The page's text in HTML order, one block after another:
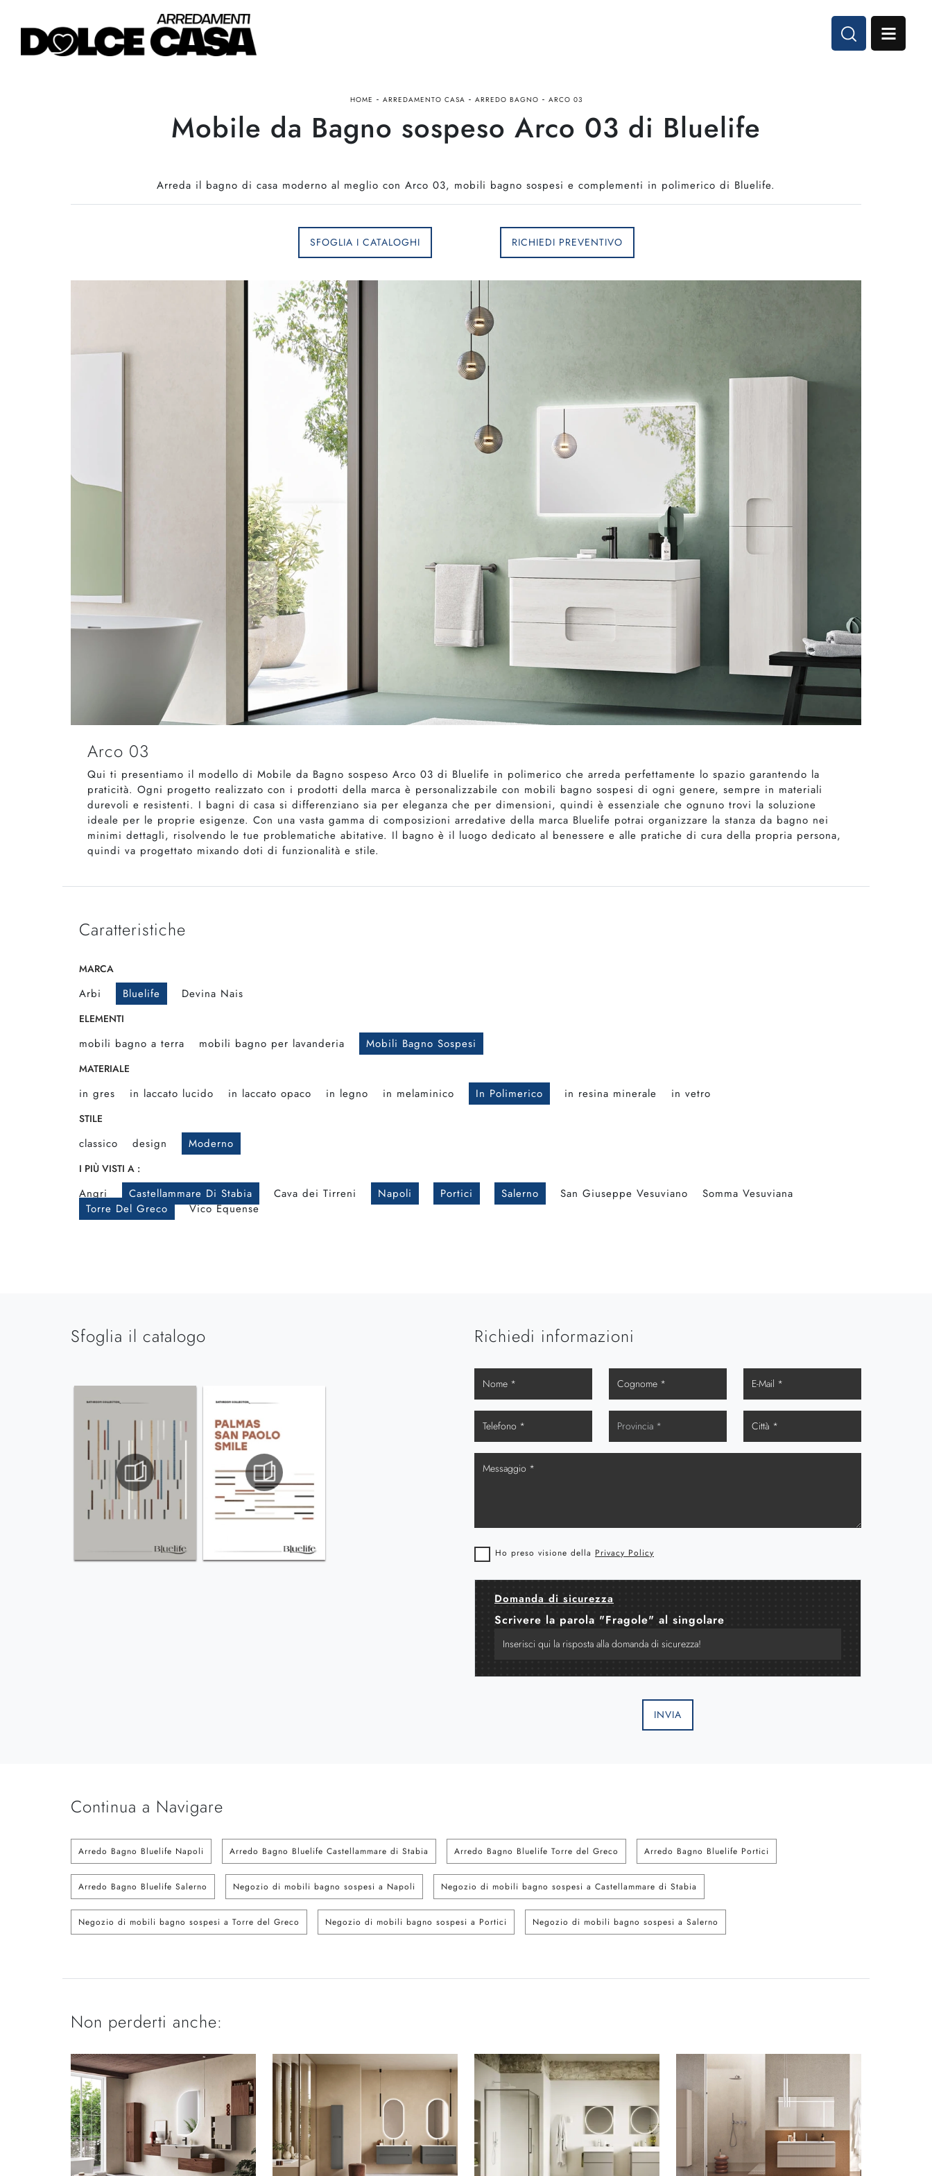
HOME - ARREDAMENTO CASA - ARREDO BAGNO - ARCO 03
Mobile da Bagno sospeso Arco 03 di Bluelife
Arreda il bagno di casa moderno al meglio con Arco 03, mobili bagno sospesi e complementi in polimerico di Bluelife.
SFOGLIA I CATALOGHI RICHIEDI PREVENTIVO
Arco 03
Qui ti presentiamo il modello di Mobile da Bagno sospeso Arco 03 di Bluelife in polimerico che arreda perfettamente lo spazio garantendo la
praticità. Ogni progetto realizzato con i prodotti della marca è personalizzabile con mobili bagno sospesi di ogni genere, sempre in materiali
durevoli e resistenti. I bagni di casa si differenziano sia per eleganza che per dimensioni, quindi è essenziale che ognuno trovi la soluzione
ideale per le proprie esigenze. Con una vasta gamma di composizioni arredative della marca Bluelife potrai organizzare la stanza da bagno nei
minimi dettagli, risolvendo le tue problematiche abitative. Il bagno è il luogo dedicato al benessere e alle pratiche di cura della propria persona,
quindi va progettato mixando doti di funzionalità e stile.
Caratteristiche
MARCA
Arbi Bluelife Devina Nais
ELEMENTI
mobili bagno a terra mobili bagno per lavanderia Mobili Bagno Sospesi
MATERIALE
in gres in laccato lucido in laccato opaco in legno in melaminico In Polimerico in resina minerale in vetro
STILE
classico design Moderno
I PIÙ VISTI A :
Angri Castellammare Di Stabia Cava dei Tirreni Napoli Portici Salerno San Giuseppe Vesuviano
Somma Vesuviana
Torre Del Greco
Vico Equense
Sfoglia il catalogo Richiedi informazioni
Ho preso visione della Privacy Policy
Domanda di sicurezza
Scrivere la parola "Fragole" al singolare
INVIA
Continua a Navigare
Arredo Bagno Bluelife Napoli Arredo Bagno Bluelife Castellammare di Stabia Arredo Bagno Bluelife Torre del Greco Arredo Bagno Bluelife Portici
Arredo Bagno Bluelife Salerno Negozio di mobili bagno sospesi a Napoli Negozio di mobili bagno sospesi a Castellammare di Stabia
Negozio di mobili bagno sospesi a Torre del Greco Negozio di mobili bagno sospesi a Portici Negozio di mobili bagno sospesi a Salerno
Non perderti anche: